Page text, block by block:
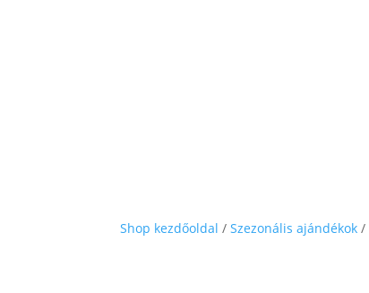
Shop kezdőoldal /Szezonális ajándékok /